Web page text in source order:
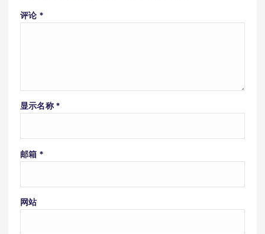
评论 *
显示名称 *
邮箱 *
网站